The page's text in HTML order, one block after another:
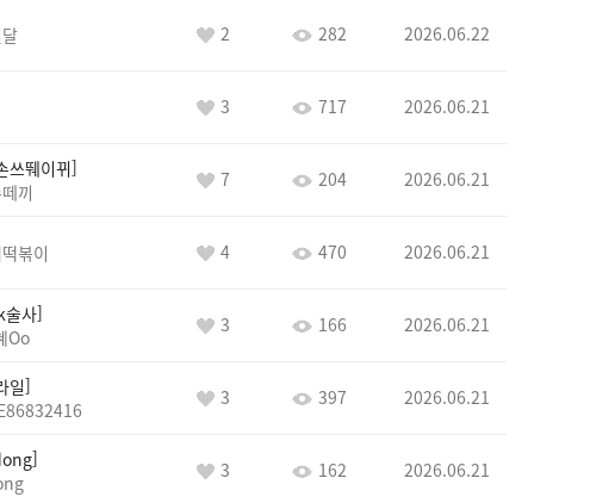
2 282 2026.06.22
3 717 2026.06.21
쓰뛔이뀌
끼
7 204 2026.06.21
볶이 4 470 2026.06.21
사
Oo
3 166 2026.06.21
일
3 397 2026.06.21
3 162 2026.06.21